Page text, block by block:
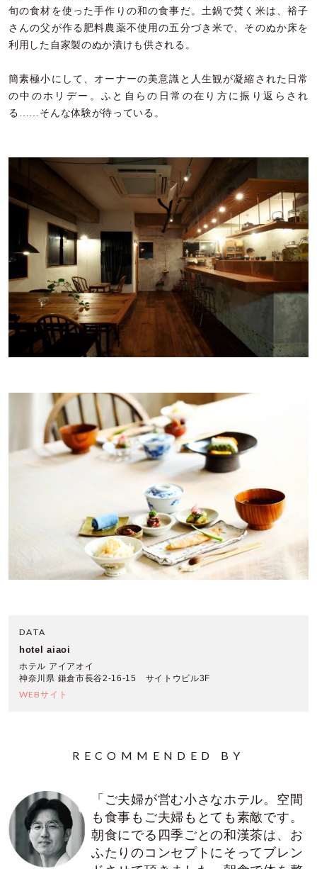
旬の食材を使った手作りの和の食事だ。土鍋で焚く米は、裕子
さんの父が作る肥料農薬不使用の五分づき米で、そのぬか床を
利用した自家製のぬか漬けも供される。
簡素極小にして、オーナーの美意識と人生観が凝縮された日常
の中のホリデー。ふと自らの日常の在り方に振り返らされ
る……そんな体験が待っている。
DATA
hotel aiaoi
ホテル アイアオイ
神奈川県 鎌倉市長谷2-16-15 サイトウビル3F
WEBサイト
RECOMMENDED BY
「ご夫婦が営む小さなホテル。空間
も食事もご夫婦もとても素敵です。
朝食にでる四季ごとの和漢茶は、お
ふたりのコンセプトにそってブレン